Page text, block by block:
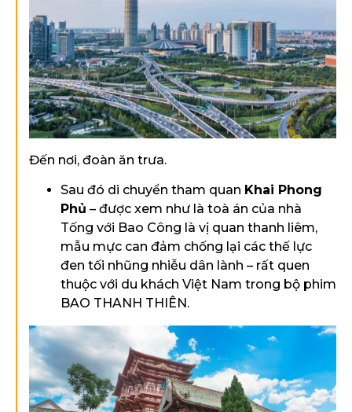
Đến nơi, đoàn ăn trưa.
Sau đó di chuyển tham quan Khai Phong
Phủ – được xem như là toà án của nhà
Tống với Bao Công là vị quan thanh liêm,
mẫu mực can đảm chống lại các thế lực
đen tối nhũng nhiễu dân lành – rất quen
thuộc với du khách Việt Nam trong bộ phim
BAO THANH THIÊN.